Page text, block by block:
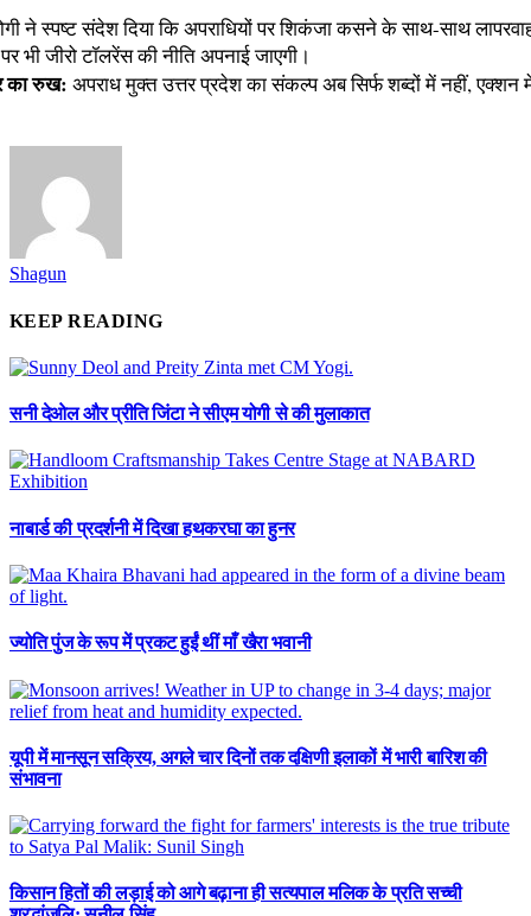
ने स्पष्ट संदेश दिया कि अपराधियों पर शिकंजा कसने के साथ-साथ
भी जीरो टॉलरेंस की नीति अपनाई जाएगी।
का रुख: अपराध मुक्त उत्तर प्रदेश का संकल्प अब सिर्फ शब्दों में नहीं, एक्शन
Shagun
KEEP READING
सनी देओल और प्रीति जिंटा ने सीएम योगी से की मुलाकात
नाबार्ड की प्रदर्शनी में दिखा हथकरघा का हुनर
ज्योति पुंज के रूप में प्रकट हुईं थीं माँ खैरा भवानी
यूपी में मानसून सक्रिय, अगले चार दिनों तक दक्षिणी इलाकों में भारी बारिश की
संभावना
किसान हितों की लड़ाई को आगे बढ़ाना ही सत्यपाल मलिक के प्रति सच्ची